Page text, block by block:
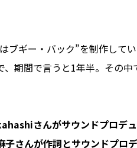
ブギー・バック”を制作して
期間で言うと1年半。その
さんがサウンドプロデ
さんが作詞とサウンドプロ